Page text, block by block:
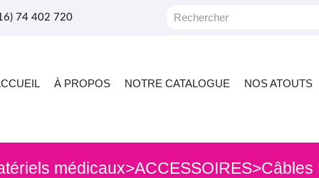
74 402 720
À PROPOS NOTRE CATALOGUE NOS ATOUTS
médicaux>ACCESSOIRES>Câbles